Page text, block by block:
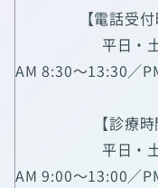
【電話受付
平日・
AM 8:30～13:30／
【診療時
平日・
AM 9:00～13:00／